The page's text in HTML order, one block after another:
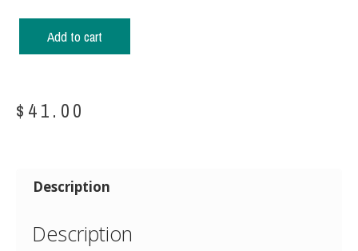
Add to cart
$ 41.00
Description
Description